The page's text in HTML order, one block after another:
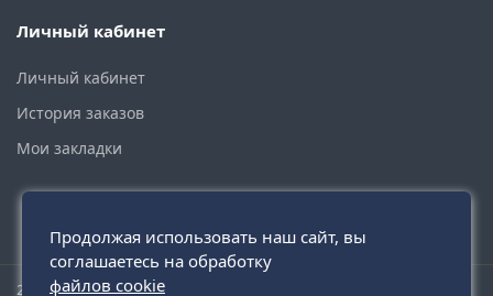
Личный кабинет
Личный кабинет
История заказов
Мои закладки
2015 - 2026 © santehmoskva.ru — интернет-магазин сантехники
Продолжая использовать наш сайт, вы
соглашаетесь на обработку
файлов cookie